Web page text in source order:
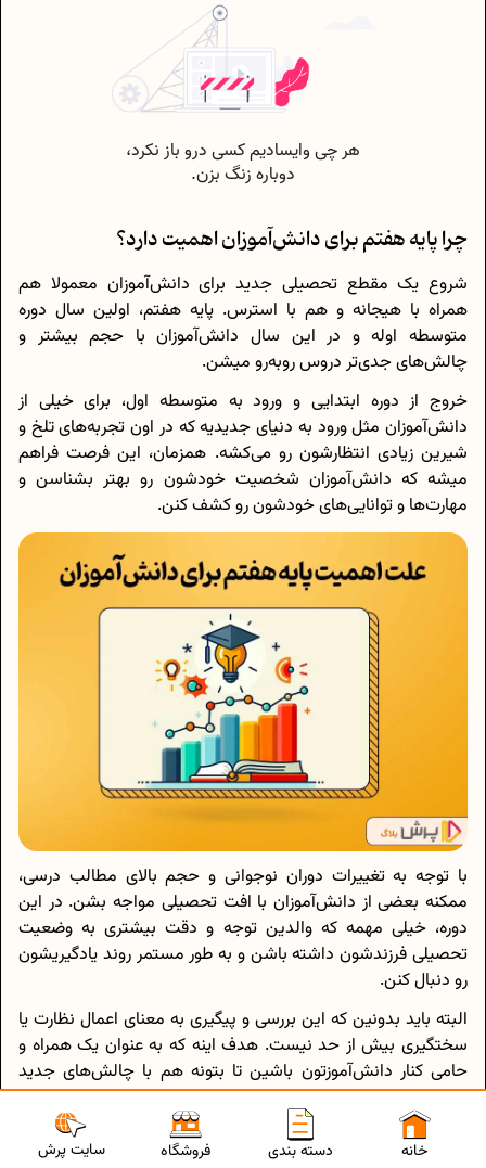
چرا پایه هفتم برای دانش‌آموزان اهمیت دارد؟
شروع یک مقطع تحصیلی جدید برای دانش‌آموزان معمولا هم
همراه با هیجانه و هم با استرس. پایه هفتم، اولین سال دوره
متوسطه اوله و در این سال دانش‌آموزان با حجم بیشتر و
چالش‌های جدی‌تر دروس روبه‌رو میشن.
خروج از دوره ابتدایی و ورود به متوسطه اول، برای خیلی از
دانش‌آموزان مثل ورود به دنیای جدیدیه که در اون تجربه‌های تلخ و
شیرین زیادی انتظارشون رو می‌کشه. همزمان، این فرصت فراهم
میشه که دانش‌آموزان شخصیت خودشون رو بهتر بشناسن و
مهارت‌ها و توانایی‌های خودشون رو کشف کنن.
با توجه به تغییرات دوران نوجوانی و حجم بالای مطالب درسی،
ممکنه بعضی از دانش‌آموزان با افت تحصیلی مواجه بشن. در این
دوره، خیلی مهمه که والدین توجه و دقت بیشتری به وضعیت
تحصیلی فرزندشون داشته باشن و به طور مستمر روند یادگیریشون
رو دنبال کنن.
البته باید بدونین که این بررسی و پیگیری به معنای اعمال نظارت یا
سختگیری بیش از حد نیست. هدف اینه که به عنوان یک همراه و
حامی کنار دانش‌آموزتون باشین تا بتونه هم با چالش‌های جدید
تحصیلی کنار بیاد و هم از نظر روحی و جسمی در شرایط خوبی قرار
داشته باشه.
سایت پرش فروشگاه دسته بندی خانه